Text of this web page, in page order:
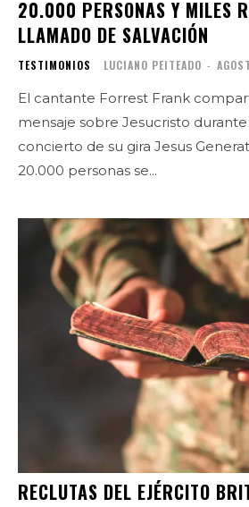
20.000 PERSONAS Y MILES
LLAMADO DE SALVACIÓN
TESTIMONIOS LUCIANO PEITEADO -
El cantante Forrest Frank
mensaje sobre Jesucristo
concierto de su gira Jesus
20.000 personas se...
RECLUTAS DEL EJÉRCITO